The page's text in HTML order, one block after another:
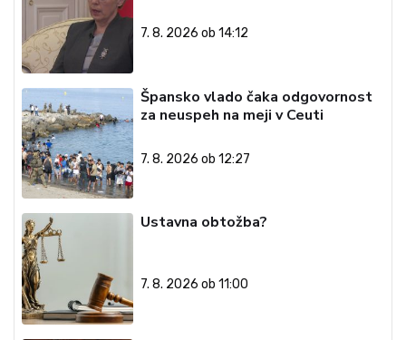
7. 8. 2026 ob 14:12
Špansko vlado čaka odgovornost
za neuspeh na meji v Ceuti
7. 8. 2026 ob 12:27
Ustavna obtožba?
7. 8. 2026 ob 11:00